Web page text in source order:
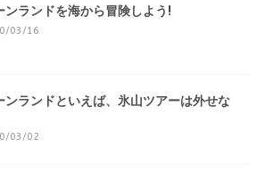
ンランドを海から冒険しよう!
03/16
ンランドといえば、氷山ツアーは外せな
03/02